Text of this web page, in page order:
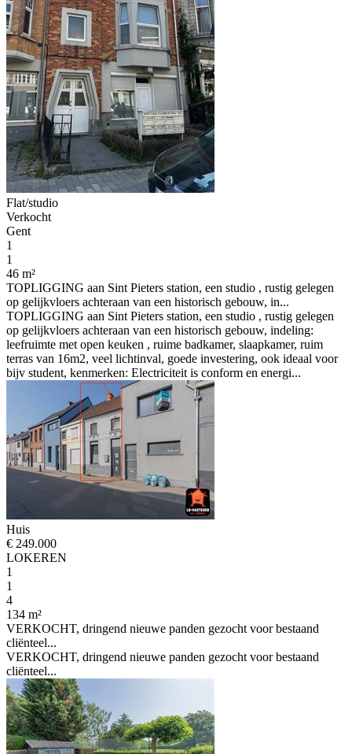
Flat/studio
Verkocht
Gent
1
1
46 m²
TOPLIGGING aan Sint Pieters station, een studio , rustig gelegen
op gelijkvloers achteraan van een historisch gebouw, in...
TOPLIGGING aan Sint Pieters station, een studio , rustig gelegen
op gelijkvloers achteraan van een historisch gebouw, indeling:
leefruimte met open keuken , ruime badkamer, slaapkamer, ruim
terras van 16m2, veel lichtinval, goede investering, ook ideaal voor
bijv student, kenmerken: Electriciteit is conform en energi...
Huis
€ 249.000
LOKEREN
1
1
4
134 m²
VERKOCHT, dringend nieuwe panden gezocht voor bestaand
cliënteel...
VERKOCHT, dringend nieuwe panden gezocht voor bestaand
cliënteel...